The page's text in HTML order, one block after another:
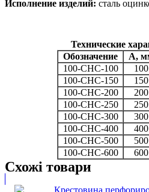
Исполнение изделий: сталь
Технические
Обозначение
А,
100-СНС-100
100
100-СНС-150
150
100-СНС-200
200
100-СНС-250
250
100-СНС-300
300
100-СНС-400
400
100-СНС-500
500
100-СНС-600
600
Схожі товари